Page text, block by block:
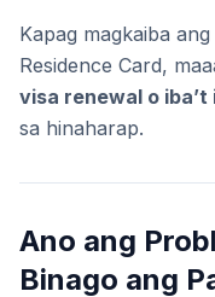
Kapag magkaiba
Residence Card,
visa renewal o
sa hinaharap.
Ano ang
Binago ang